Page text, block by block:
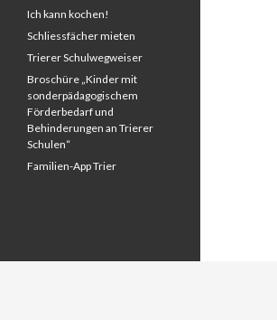
Ich kann kochen!
Schliessfächer mieten
Trierer Schulwegweiser
Broschüre „Kinder mit
sonderpädagogischem
Förderbedarf und
Behinderungen an Trierer
Schulen“
Familien-App Trier